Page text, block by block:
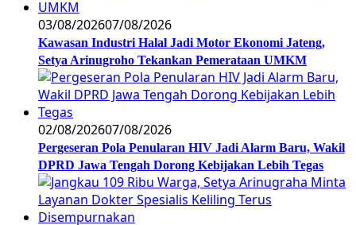
03/08/202607/08/2026
Kawasan Industri Halal Jadi Motor Ekonomi Jateng,
Setya Arinugroho Tekankan Pemerataan UMKM
02/08/202607/08/2026
Pergeseran Pola Penularan HIV Jadi Alarm Baru, Wakil
DPRD Jawa Tengah Dorong Kebijakan Lebih Tegas